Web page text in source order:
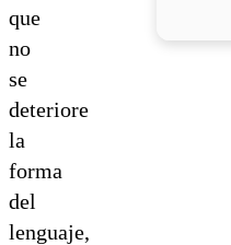
que
no
se
deteriore
la
forma
del
lenguaje,